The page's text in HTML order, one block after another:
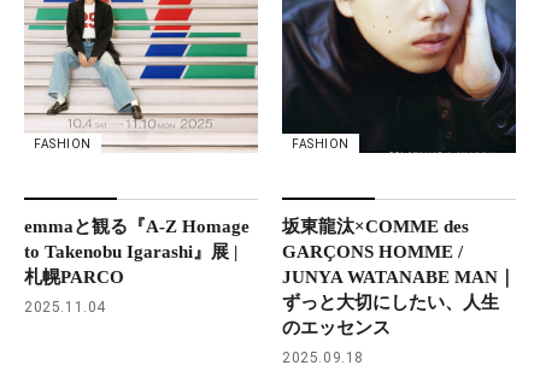
FASHION
emmaと観る『A-Z Homage
to Takenobu Igarashi』展 |
札幌PARCO
2025.11.04
FASHION
坂東龍汰×COMME des
GARÇONS HOMME /
JUNYA WATANABE MAN｜
ずっと大切にしたい、人生
のエッセンス
2025.09.18